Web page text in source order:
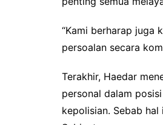
“Kami berharap juga
persoalan secara
Terakhir, Haedar
personal dalam
kepolisian. Sebab